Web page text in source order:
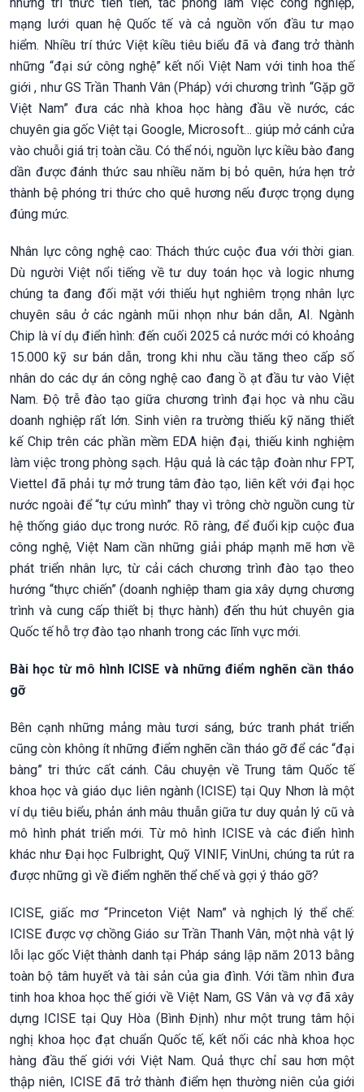
mạng lưới quan hệ Quốc tế và cả nguồn vốn đầu tư mạo
hiểm. Nhiều trí thức Việt kiều tiêu biểu đã và đang trở thành
những “đại sứ công nghệ” kết nối Việt Nam với tinh hoa thế
giới , như GS Trần Thanh Vân (Pháp) với chương trình “Gặp gỡ
Việt Nam” đưa các nhà khoa học hàng đầu về nước, các
chuyên gia gốc Việt tại Google, Microsoft… giúp mở cánh cửa
vào chuỗi giá trị toàn cầu. Có thể nói, nguồn lực kiều bào đang
dần được đánh thức sau nhiều năm bị bỏ quên, hứa hẹn trở
thành bệ phóng tri thức cho quê hương nếu được trọng dụng
đúng mức.
Nhân lực công nghệ cao: Thách thức cuộc đua với thời gian.
Dù người Việt nổi tiếng về tư duy toán học và logic nhưng
chúng ta đang đối mặt với thiếu hụt nghiêm trọng nhân lực
chuyên sâu ở các ngành mũi nhọn như bán dẫn, AI. Ngành
Chip là ví dụ điển hình: đến cuối 2025 cả nước mới có khoảng
15.000 kỹ sư bán dẫn, trong khi nhu cầu tăng theo cấp số
nhân do các dự án công nghệ cao đang ồ ạt đầu tư vào Việt
Nam. Độ trễ đào tạo giữa chương trình đại học và nhu cầu
doanh nghiệp rất lớn. Sinh viên ra trường thiếu kỹ năng thiết
kế Chip trên các phần mềm EDA hiện đại, thiếu kinh nghiệm
làm việc trong phòng sạch. Hậu quả là các tập đoàn như FPT,
Viettel đã phải tự mở trung tâm đào tạo, liên kết với đại học
nước ngoài để “tự cứu mình” thay vì trông chờ nguồn cung từ
hệ thống giáo dục trong nước. Rõ ràng, để đuổi kịp cuộc đua
công nghệ, Việt Nam cần những giải pháp mạnh mẽ hơn về
phát triển nhân lực, từ cải cách chương trình đào tạo theo
hướng “thực chiến” (doanh nghiệp tham gia xây dựng chương
trình và cung cấp thiết bị thực hành) đến thu hút chuyên gia
Quốc tế hỗ trợ đào tạo nhanh trong các lĩnh vực mới.
Bài học từ mô hình ICISE và những điểm nghẽn cần tháo
gỡ
Bên cạnh những mảng màu tươi sáng, bức tranh phát triển
cũng còn không ít những điểm nghẽn cần tháo gỡ để các “đại
bàng” tri thức cất cánh. Câu chuyện về Trung tâm Quốc tế
khoa học và giáo dục liên ngành (ICISE) tại Quy Nhơn là một
ví dụ tiêu biểu, phản ánh mâu thuẫn giữa tư duy quản lý cũ và
mô hình phát triển mới. Từ mô hình ICISE và các điển hình
khác như Đại học Fulbright, Quỹ VINIF, VinUni, chúng ta rút ra
được những gì về điểm nghẽn thể chế và gợi ý tháo gỡ?
ICISE, giấc mơ “Princeton Việt Nam” và nghịch lý thể chế:
ICISE được vợ chồng Giáo sư Trần Thanh Vân, một nhà vật lý
lỗi lạc gốc Việt thành danh tại Pháp sáng lập năm 2013 bằng
toàn bộ tâm huyết và tài sản của gia đình. Với tầm nhìn đưa
tinh hoa khoa học thế giới về Việt Nam, GS Vân và vợ đã xây
dựng ICISE tại Quy Hòa (Bình Định) như một trung tâm hội
nghị khoa học đạt chuẩn Quốc tế, kết nối các nhà khoa học
hàng đầu thế giới với Việt Nam. Quả thực chỉ sau hơn một
thập niên, ICISE đã trở thành điểm hẹn thường niên của giới